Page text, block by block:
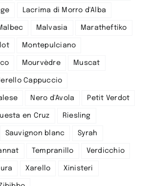
Lacrima di Morro d'Alba
Malvasia Maratheftiko
Montepulciano
Mourvèdre Muscat
Cappuccio
Nero d'Avola Petit Verdot
en Cruz Riesling
Sauvignon blanc Syrah
Tempranillo Verdicchio
Xarello Xinisteri